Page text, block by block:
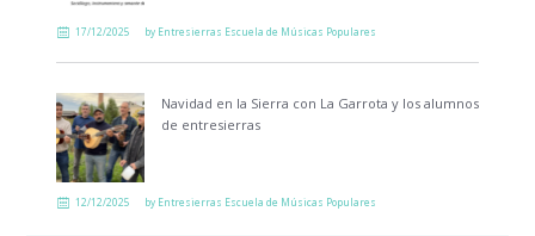
17/12/2025 by Entresierras Escuela de Músicas Populares
Navidad en la Sierra con La Garrota y los alumnos
de entresierras
12/12/2025 by Entresierras Escuela de Músicas Populares